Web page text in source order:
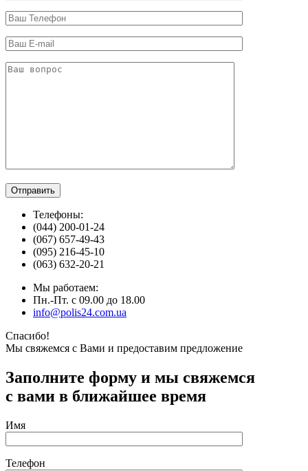
Телефоны:
(044) 200-01-24
(067) 657-49-43
(095) 216-45-10
(063) 632-20-21
Мы работаем:
Пн.-Пт. с 09.00 до 18.00
info@polis24.com.ua
Спасибо!
Мы свяжемся с Вами и предоставим предложение
Заполните форму и мы свяжемся
с вами в ближайшее время
Имя
Телефон